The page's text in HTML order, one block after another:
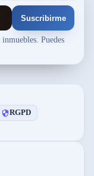
Suscribirme
Puedes
RGPD